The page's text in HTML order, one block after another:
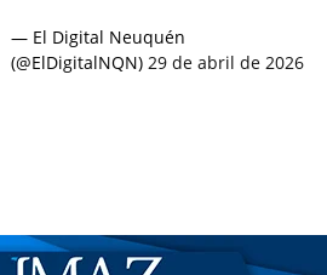
— El Digital Neuquén
(@ElDigitalNQN) 29 de abril de 2026